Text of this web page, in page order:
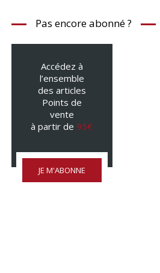
Pas encore abonné ?
Accédez à
l’ensemble
des articles
Points de
vente
à partir de 95€
JE M'ABONNE